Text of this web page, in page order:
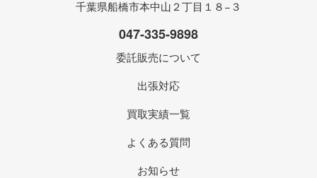
千葉県船橋市本中山２丁目１８−３
047-335-9898
委託販売について
出張対応
買取実績一覧
よくある質問
お知らせ